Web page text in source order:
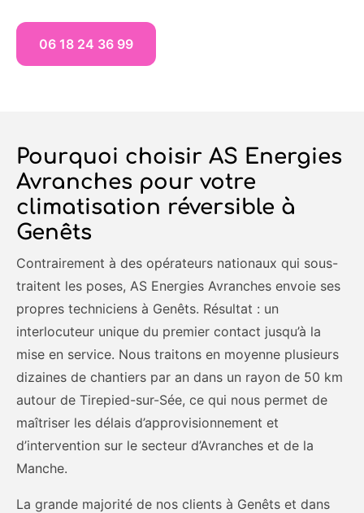
06 18 24 36 99
Pourquoi choisir AS Energies
Avranches pour votre
climatisation réversible à
Genêts
Contrairement à des opérateurs nationaux qui sous-
traitent les poses, AS Energies Avranches envoie ses
propres techniciens à Genêts. Résultat : un
interlocuteur unique du premier contact jusqu’à la
mise en service. Nous traitons en moyenne plusieurs
dizaines de chantiers par an dans un rayon de 50 km
autour de Tirepied-sur-Sée, ce qui nous permet de
maîtriser les délais d’approvisionnement et
d’intervention sur le secteur d’Avranches et de la
Manche.
La grande majorité de nos clients à Genêts et dans